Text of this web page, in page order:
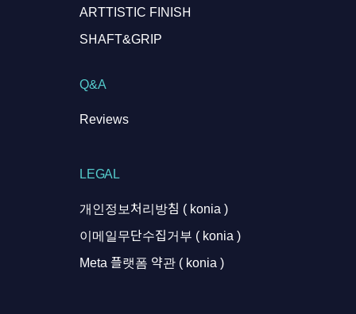
ARTTISTIC FINISH
SHAFT&GRIP
Q&A
Reviews
LEGAL
개인정보처리방침 ( konia )
이메일무단수집거부 ( konia )
Meta 플랫폼 약관 ( konia )